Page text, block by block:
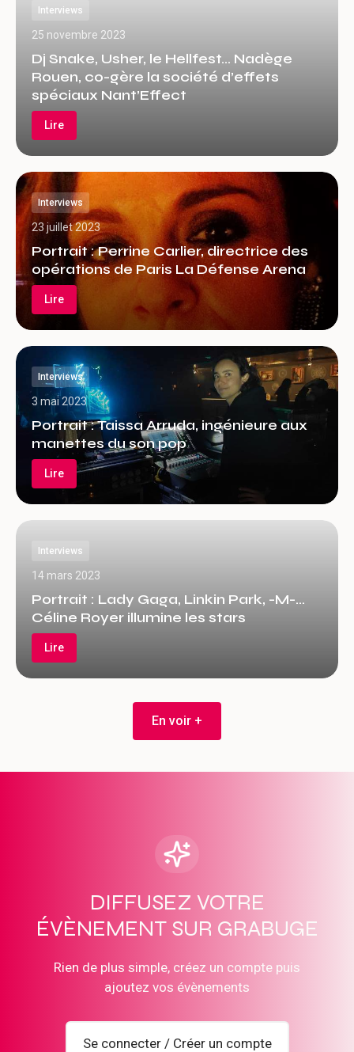
Interviews
25 novembre 2023
Dj Snake, Usher, le Hellfest… Nadège
Rouen, co-gère la société d’effets
spéciaux Nant’Effect
Lire
Interviews
23 juillet 2023
Portrait : Perrine Carlier, directrice des
opérations de Paris La Défense Arena
Lire
Interviews
3 mai 2023
Portrait : Taissa Arruda, ingénieure aux
manettes du son pop
Lire
Interviews
14 mars 2023
Portrait : Lady Gaga, Linkin Park, -M-…
Céline Royer illumine les stars
Lire
En voir +
DIFFUSEZ VOTRE
ÉVÈNEMENT SUR GRABUGE
Rien de plus simple, créez un compte puis
ajoutez vos évènements
Se connecter / Créer un compte